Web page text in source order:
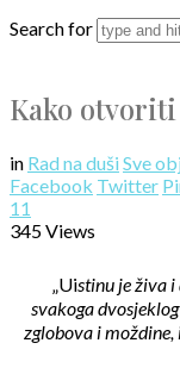
Search for
Kako otvoriti
in Rad na duši Sve
Facebook Twitter
11
345 Views
„Uistinu je živa
svakoga
zglobova i moždine,